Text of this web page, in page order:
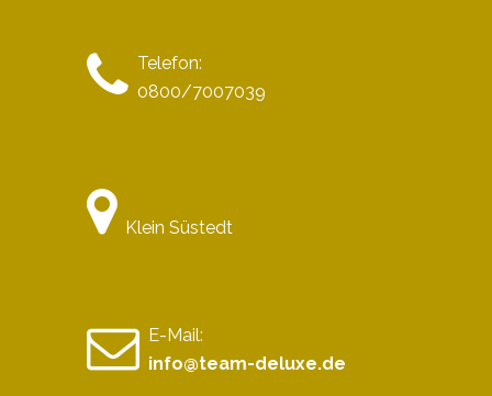
Telefon:
0800/7007039
Klein Süstedt
E-Mail:
info@team-deluxe.de